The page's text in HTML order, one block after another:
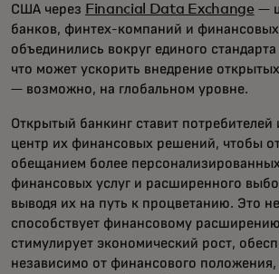
США через Financial Data Exchange —
банков, финтех-компаний и
объединились вокруг единого
что может ускорить внедрение
— возможно, на глобальном уровне.
Открытый банкинг ставит
центр их финансовых решений, чтобы
обещанием более
финансовых услуг и расширенного
выводя их на путь к процветанию. Это
способствует финансовому
стимулирует экономический рост,
независимо от финансового